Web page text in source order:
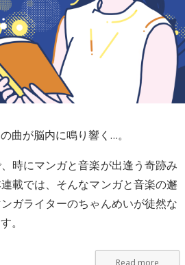
曲が脳内に鳴り響く…。
時にマンガと音楽が出逢う奇跡み
載では、そんなマンガと音楽の邂
ガライターのちゃんめいが徒然な
。